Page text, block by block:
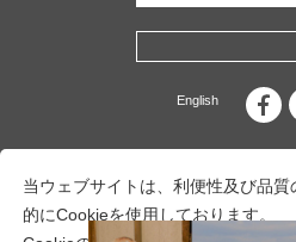
当ウェブサイトは、利便性及び品質
的にCookieを使用しております。
English